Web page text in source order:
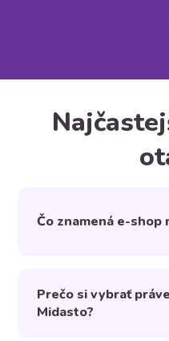
Čo znamená e-shop
Prečo si vybrať
Midasto?